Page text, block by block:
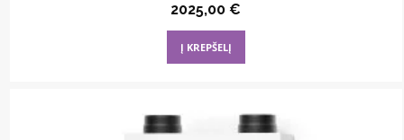
2025,00 €
Į KREPŠELĮ